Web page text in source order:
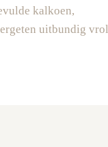
kalkoen,
uitbundig